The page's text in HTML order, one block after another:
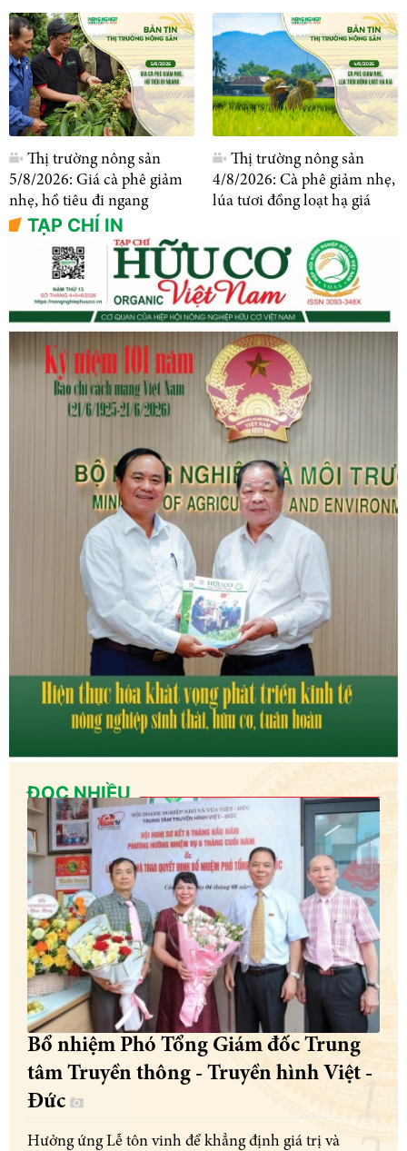
Thị trường nông sản
5/8/2026: Giá cà phê giảm
nhẹ, hồ tiêu đi ngang
Thị trường nông sản
4/8/2026: Cà phê giảm nhẹ,
lúa tươi đồng loạt hạ giá
TẠP CHÍ IN
ĐỌC NHIỀU
Bổ nhiệm Phó Tổng Giám đốc Trung
tâm Truyền thông - Truyền hình Việt -
Đức
Hưởng ứng Lễ tôn vinh để khẳng định giá trị và